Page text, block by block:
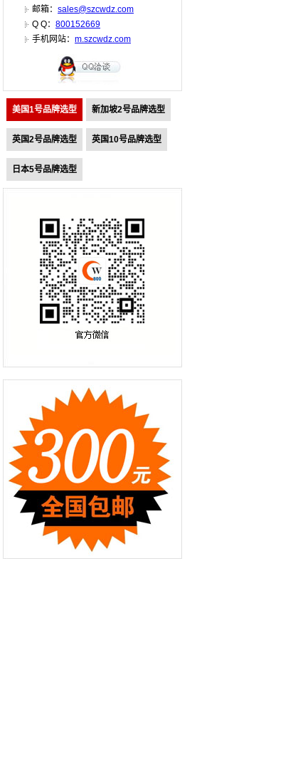
邮箱： sales@szcwdz.com
Q Q： 800152669
手机网站： m.szcwdz.com
美国1号品牌选型 新加坡2号品牌选型
英国2号品牌选型 英国10号品牌选型
日本5号品牌选型